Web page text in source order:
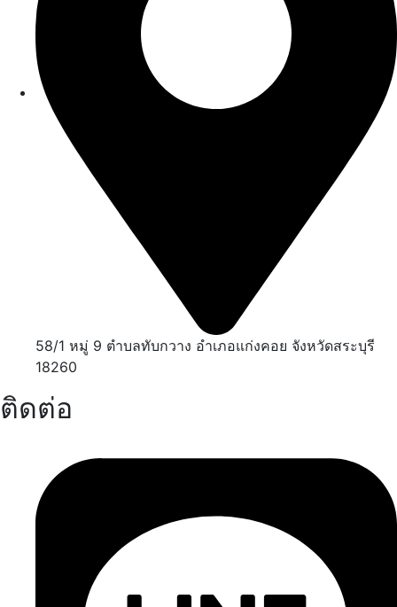
58/1 หมู่ 9 ตำบลทับกวาง อำเภอแก่งคอย จังหวัดสระบุรี
18260
ติดต่อ